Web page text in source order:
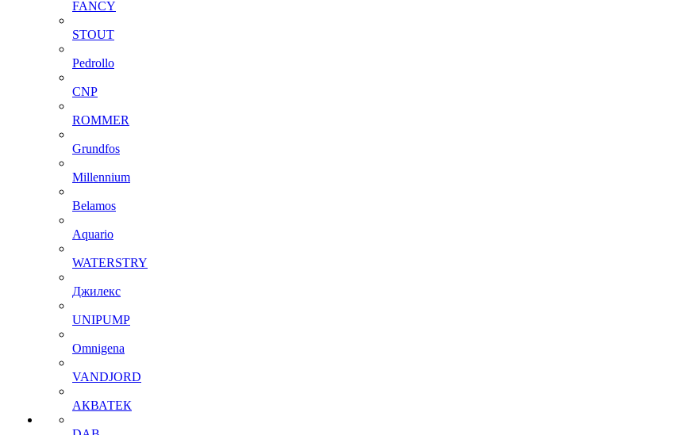
FANCY
STOUT
Pedrollo
CNP
ROMMER
Grundfos
Millennium
Belamos
Aquario
WATERSTRY
Джилекс
UNIPUMP
Omnigena
VANDJORD
АКВАТЕК